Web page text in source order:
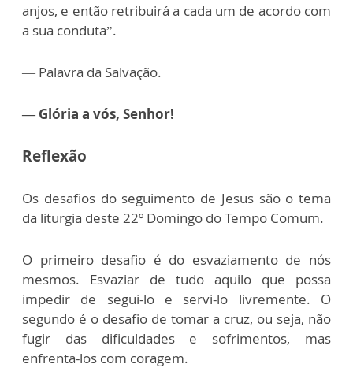
anjos, e então retribuirá a cada um de acordo com
a sua conduta”.
— Palavra da Salvação.
— Glória a vós, Senhor!
Reflexão
Os desafios do seguimento de Jesus são o tema
da liturgia deste 22º Domingo do Tempo Comum.
O primeiro desafio é do esvaziamento de nós
mesmos. Esvaziar de tudo aquilo que possa
impedir de segui-lo e servi-lo livremente. O
segundo é o desafio de tomar a cruz, ou seja, não
fugir das dificuldades e sofrimentos, mas
enfrenta-los com coragem.